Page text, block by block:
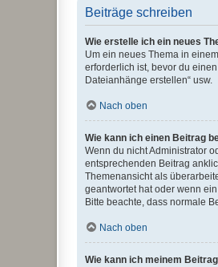
Beiträge schreiben
Wie erstelle ich ein neues
Um ein neues Thema in
erforderlich ist, bevor du
Dateianhänge erstellen“ usw.
Nach oben
Wie kann ich einen Beitrag
Wenn du nicht Administrator
entsprechenden Beitrag
Themenansicht als
geantwortet hat oder wenn
Bitte beachte, dass normale
Nach oben
Wie kann ich meinem